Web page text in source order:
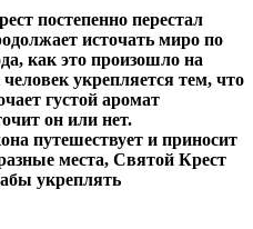
постепенно перестал
источать миро по
как это произошло на
укрепляется тем, что
густой аромат
он или нет.
путешествует и приносит
места, Святой Крест
укреплять